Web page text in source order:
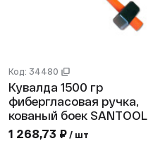
Код: 34480
Кувалда 1500 гр
фибергласовая ручка,
кованый боек SANTOOL
1 268,73 ₽ / шт